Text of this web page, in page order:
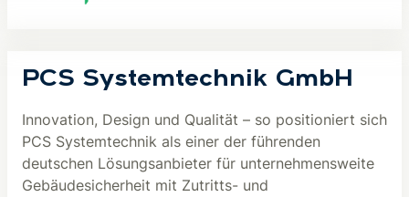
PCS Systemtechnik GmbH
Innovation, Design und Qualität – so positioniert sich
PCS Systemtechnik als einer der führenden
deutschen Lösungsanbieter für unternehmensweite
Gebäudesicherheit mit Zutritts- und